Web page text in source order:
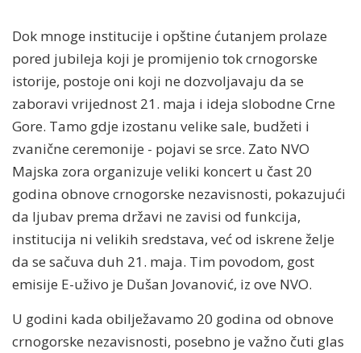
Dok mnoge institucije i opštine ćutanjem prolaze
pored jubileja koji je promijenio tok crnogorske
istorije, postoje oni koji ne dozvoljavaju da se
zaboravi vrijednost 21. maja i ideja slobodne Crne
Gore. Tamo gdje izostanu velike sale, budžeti i
zvanične ceremonije - pojavi se srce. Zato NVO
Majska zora organizuje veliki koncert u čast 20
godina obnove crnogorske nezavisnosti, pokazujući
da ljubav prema državi ne zavisi od funkcija,
institucija ni velikih sredstava, već od iskrene želje
da se sačuva duh 21. maja. Tim povodom, gost
emisije E-uživo je Dušan Jovanović, iz ove NVO.
U godini kada obilježavamo 20 godina od obnove
crnogorske nezavisnosti, posebno je važno čuti glas